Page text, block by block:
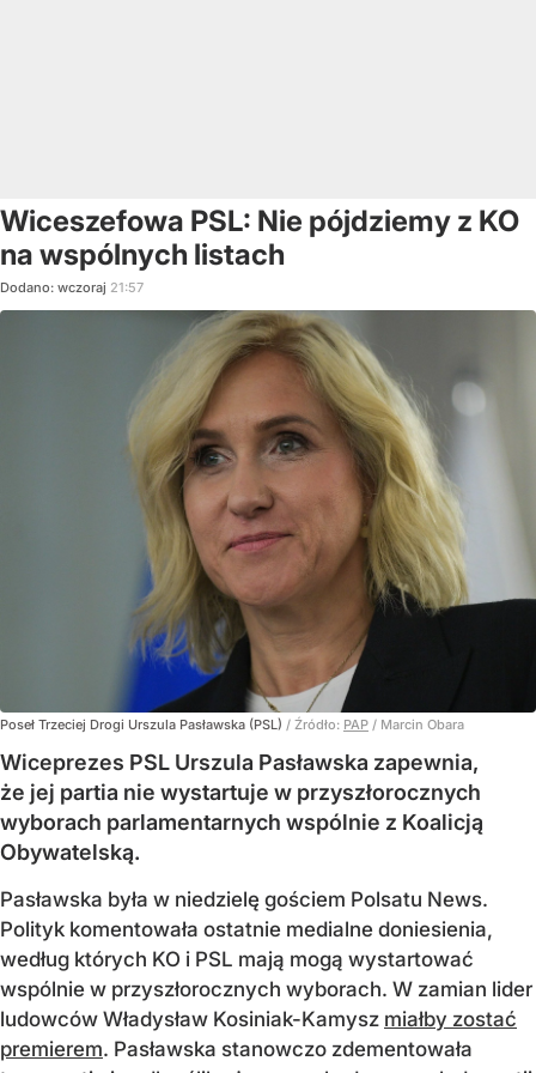
Wiceszefowa PSL: Nie pójdziemy z KO
na wspólnych listach
Dodano: wczoraj 21:57
Poseł Trzeciej Drogi Urszula Pasławska (PSL) / Źródło: PAP / Marcin Obara
Wiceprezes PSL Urszula Pasławska zapewnia,
że jej partia nie wystartuje w przyszłorocznych
wyborach parlamentarnych wspólnie z Koalicją
Obywatelską.
Pasławska była w niedzielę gościem Polsatu News.
Polityk komentowała ostatnie medialne doniesienia,
według których KO i PSL mają mogą wystartować
wspólnie w przyszłorocznych wyborach. W zamian lider
ludowców Władysław Kosiniak-Kamysz miałby zostać
premierem. Pasławska stanowczo zdementowała